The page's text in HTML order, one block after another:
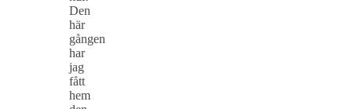
Den
här
gången
har
jag
fått
hem